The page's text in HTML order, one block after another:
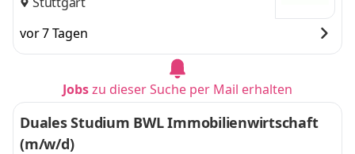
vor 7 Tagen
Jobszu dieser Suche per Mail erhalten
Duales Studium BWL Immobilienwirtschaft
(m/w/d)